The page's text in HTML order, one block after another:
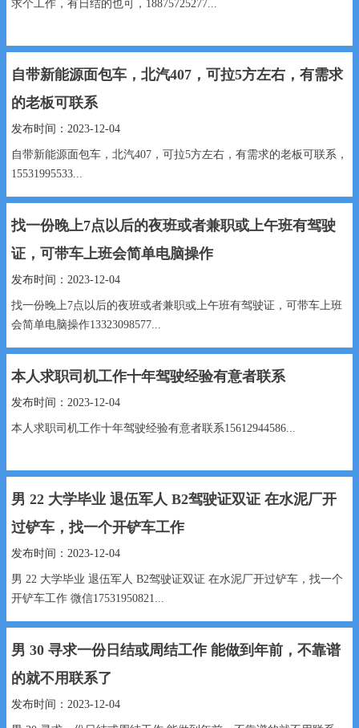
求个工作，有日结的也可，18875725277...
自带新能源面包车，北汽407，可拉5方左右，有需求
的老板可联系
发布时间：2023-12-04
自带新能源面包车，北汽407，可拉5方左右，有需求的老板可联系，
15531995533...
找一份晚上7点以后的夜班或者兼职或上午班有驾驶
证，可带车上班会简单电脑操作
发布时间：2023-12-04
找一份晚上7点以后的夜班或者兼职或上午班有驾驶证，可带车上班
会简单电脑操作13323098577...
本人求职司机工作十年驾驶经验有意者联系
发布时间：2023-12-04
本人求职司机工作十年驾驶经验有意者联系15612944586...
男 22 大学毕业 退伍军人 B2驾驶证双证 在水泥厂开
过铲车，找一个开铲车工作
发布时间：2023-12-04
男 22 大学毕业 退伍军人 B2驾驶证双证 在水泥厂开过铲车，找一个
开铲车工作 微信17531950821...
男 30 寻求一份日结或周结工作 能做到年前，不靠谱
的就不用联系了
发布时间：2023-12-04